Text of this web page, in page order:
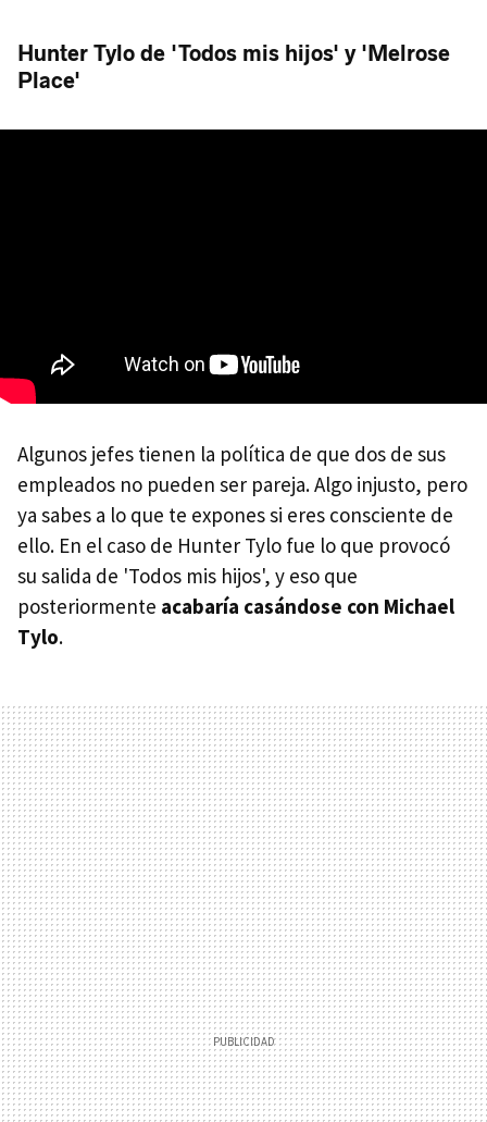
Hunter Tylo de 'Todos mis hijos' y 'Melrose
Place'
Algunos jefes tienen la política de que dos de sus
empleados no pueden ser pareja. Algo injusto, pero
ya sabes a lo que te expones si eres consciente de
ello. En el caso de Hunter Tylo fue lo que provocó
su salida de 'Todos mis hijos', y eso que
posteriormente acabaría casándose con Michael
Tylo.